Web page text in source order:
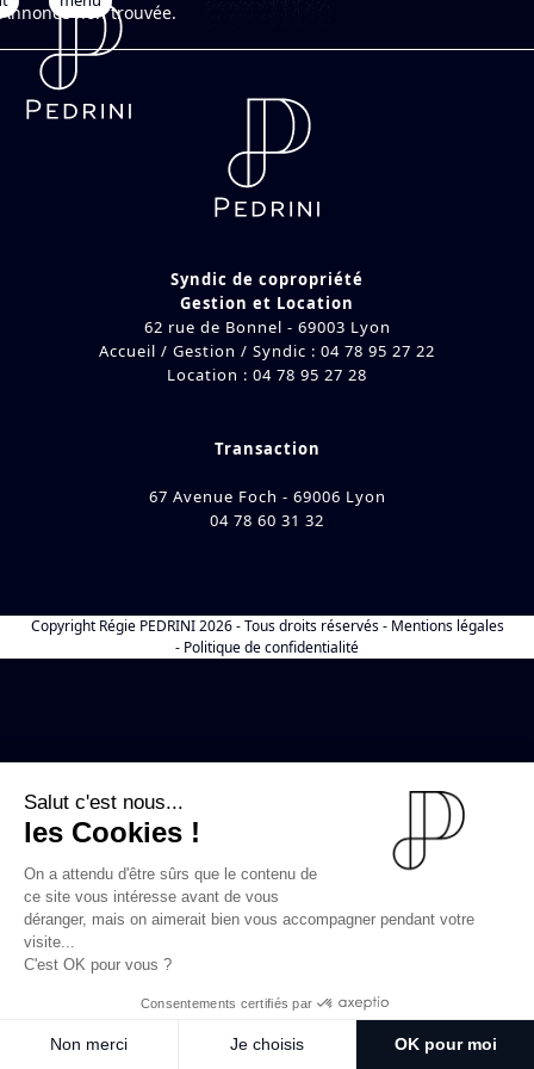
Skip
content
Open
mobile
Close
mobile
Annonce non trouvée.
Syndic de copropriété
Gestion et Location
62 rue de Bonnel - 69003 Lyon
Accueil / Gestion / Syndic : 04 78 95 27 22
Location : 04 78 95 27 28
Transaction
67 Avenue Foch - 69006 Lyon
04 78 60 31 32
Copyright Régie PEDRINI2026 - Tous droits réservés - Mentions légales
- Politique de confidentialité
Salut c'est nous...
les Cookies !
On a attendu d'être sûrs que le contenu de
ce site vous intéresse avant de vous
déranger, mais on aimerait bien vous accompagner pendant votre
visite...
C'est OK pour vous ?
Consentements certifiés par
Non merci Je choisis OK pour moi